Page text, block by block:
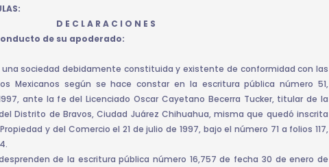
D E C L A R A C I O N E S
de su apoderado:
sociedad debidamente constituida y existente de conformidad con las
Mexicanos según se hace constar en la escritura pública número 51,
ante la fe del Licenciado Oscar Cayetano Becerra Tucker, titular de la
Distrito de Bravos, Ciudad Juárez Chihuahua, misma que quedó inscrita
y del Comercio el 21 de julio de 1997, bajo el número 71 a folios 117,
de la escritura pública número 16,757 de fecha 30 de enero de